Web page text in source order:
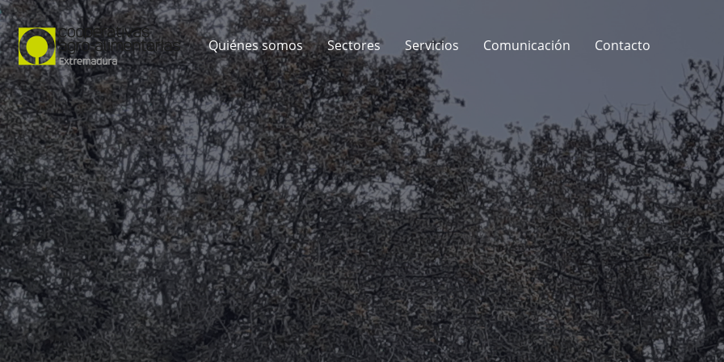
Quiénes somos Sectores Servicios Comunicación Contacto